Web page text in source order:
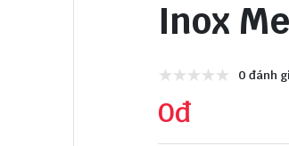
Inox
0 đánh
0đ